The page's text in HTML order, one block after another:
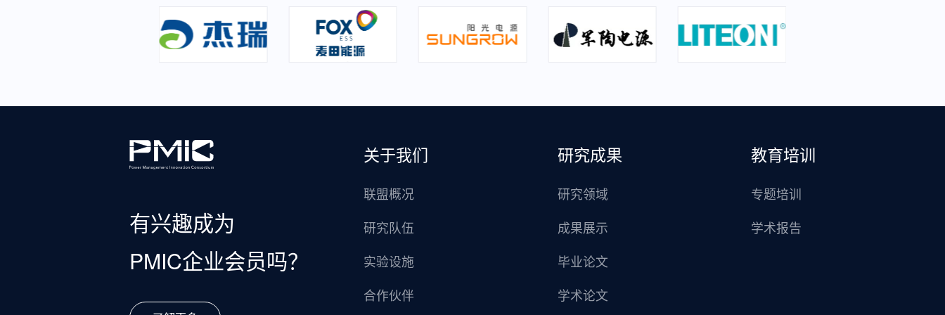
有兴趣成为
PMIC企业会员吗？
关于我们
联盟概况
研究队伍
实验设施
合作伙伴
研究成果
研究领域
成果展示
毕业论文
学术论文
教育培训
专题培训
学术报告